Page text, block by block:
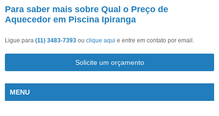
Para saber mais sobre Qual o Preço de
Aquecedor em Piscina Ipiranga
Ligue para (11) 3483-7393 ou clique aqui e entre em contato por email.
Solicite um orçamento
MENU